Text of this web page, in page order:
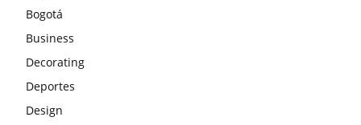
Bogotá
Business
Decorating
Deportes
Design